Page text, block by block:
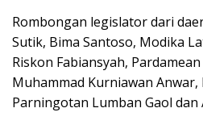
Rombongan legislator dari
Sutik, Bima Santoso, Modika
Riskon Fabiansyah,
Muhammad Kurniawan Anwar,
Parningotan Lumban Gaol dan